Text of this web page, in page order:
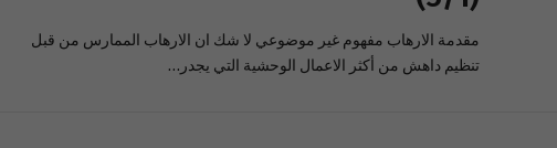
مقدمة الارهاب مفهوم غير موضوعي لا شك ان الارهاب الممارس من قبل
تنظيم داهش من أكثر الاعمال الوحشية التي يجدر…